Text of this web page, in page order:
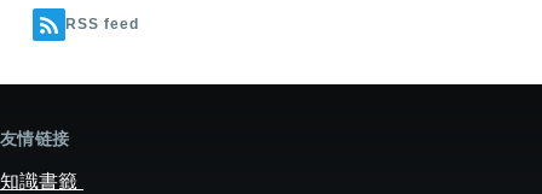
RSS feed
友情链接
知識書籤